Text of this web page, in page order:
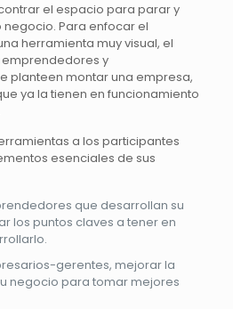
el espacio para parar y
Para enfocar el
herramienta muy visual, el
emprendedores y
planteen montar una empresa,
ya la tienen en funcionamiento
a los participantes
esenciales de sus
que desarrollan su
los puntos claves a tener en
gerentes, mejorar la
negocio para tomar mejores